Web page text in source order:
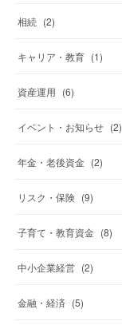
相続 (2)
キャリア・教育 (1)
資産運用 (6)
イベント・お知らせ (2)
年金・老後資金 (2)
リスク・保険 (9)
子育て・教育資金 (8)
中小企業経営 (2)
金融・経済 (5)